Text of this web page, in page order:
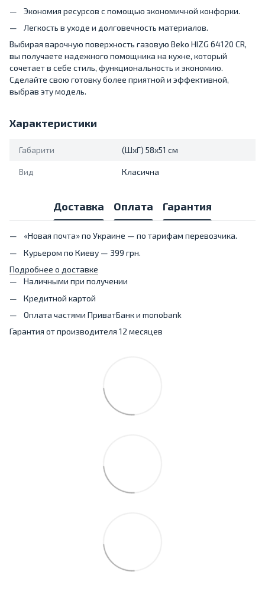
Экономия ресурсов с помощью экономичной конфорки.
Легкость в уходе и долговечность материалов.
Выбирая варочную поверхность газовую Beko HIZG 64120 CR,
вы получаете надежного помощника на кухне, который
сочетает в себе стиль, функциональность и экономию.
Сделайте свою готовку более приятной и эффективной,
выбрав эту модель.
Характеристики
Габарити (ШxГ) 58x51 см
Вид Класична
Доставка Оплата Гарантия
«Новая почта» по Украине — по тарифам перевозчика.
Курьером по Киеву — 399 грн.
Подробнее о доставке
Наличными при получении
Кредитной картой
Оплата частями ПриватБанк и monobank
Гарантия от производителя 12 месяцев